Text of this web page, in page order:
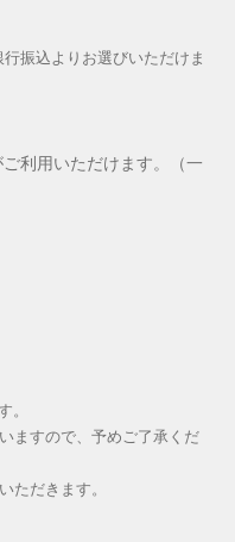
振込よりお選びいただけま
ご利用いただけます。（一
。
ますので、予めご了承くだ
ただきます。